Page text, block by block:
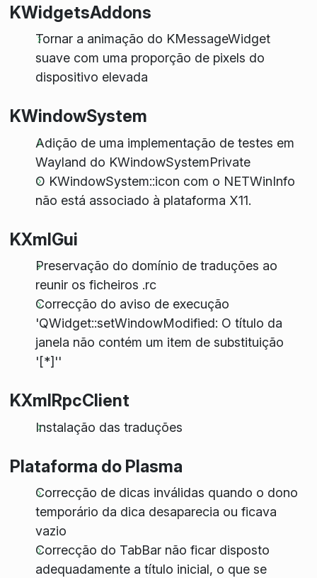
KWidgetsAddons
Tornar a animação do KMessageWidget
suave com uma proporção de pixels do
dispositivo elevada
KWindowSystem
Adição de uma implementação de testes em
Wayland do KWindowSystemPrivate
O KWindowSystem::icon com o NETWinInfo
não está associado à plataforma X11.
KXmlGui
Preservação do domínio de traduções ao
reunir os ficheiros .rc
Correcção do aviso de execução
'QWidget::setWindowModified: O título da
janela não contém um item de substituição
'[*]''
KXmlRpcClient
Instalação das traduções
Plataforma do Plasma
Correcção de dicas inválidas quando o dono
temporário da dica desaparecia ou ficava
vazio
Correcção do TabBar não ficar disposto
adequadamente a título inicial, o que se